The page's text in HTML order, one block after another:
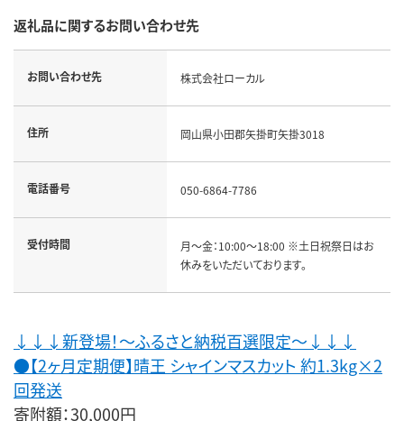
返礼品に関するお問い合わせ先
お問い合わせ先 株式会社ローカル
住所 岡山県小田郡矢掛町矢掛3018
電話番号 050-6864-7786
受付時間
月～金：10:00～18:00 ※土日祝祭日はお
休みをいただいております。
↓↓↓新登場！～ふるさと納税百選限定～↓↓↓
●【2ヶ月定期便】晴王 シャインマスカット 約1.3kg×2
回発送
寄附額：30,000円